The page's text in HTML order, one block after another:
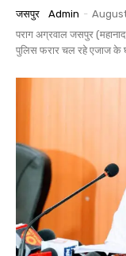
जसपुर Admin -
पराग अग्रवाल जसपुर
पुलिस फरार चल रहे एजाज के